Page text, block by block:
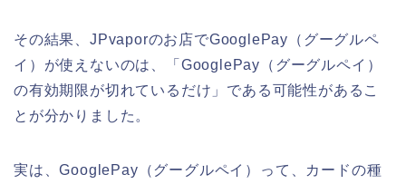
その結果、JPvaporのお店でGooglePay（グーグルペ
イ）が使えないのは、「GooglePay（グーグルペイ）
の有効期限が切れているだけ」である可能性があるこ
とが分かりました。
実は、GooglePay（グーグルペイ）って、カードの種